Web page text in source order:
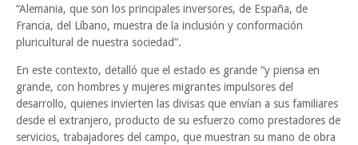
“Alemania, que son los principales inversores, de España, de
Francia, del Líbano, muestra de la inclusión y conformación
pluricultural de nuestra sociedad”.
En este contexto, detalló que el estado es grande “y piensa en
grande, con hombres y mujeres migrantes impulsores del
desarrollo, quienes invierten las divisas que envían a sus familiares
desde el extranjero, producto de su esfuerzo como prestadores de
servicios, trabajadores del campo, que muestran su mano de obra